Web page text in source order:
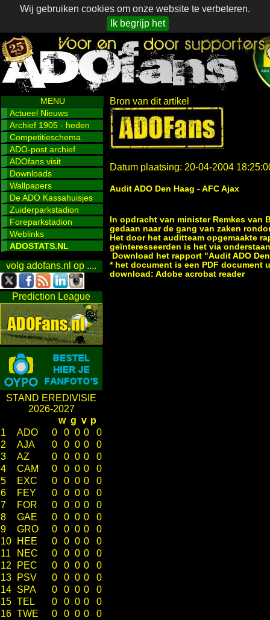
Wij gebruiken cookies om onze website te verbeteren.
Ik begrijp het
MENU
Actueel Nieuws
Archief 1905 - heden
Competitieschema
ADO-post archief
ADOfans visit
Downloads
Wallpapers
De ADO Kassahuisjes
Zuiderparkstadion
Foreparkstadion
Weblinks
ADOSTATS.NL
volg adofans.nl op ....
Prediction League
STAND EREDIVISIE
2026-2027
w g v p
1
ADO 0 0 0 0
0
2
AJA 0 0 0 0
0
3
AZ 0 0 0 0
0
4
CAM 0 0 0 0
0
5
EXC 0 0 0 0
0
6
FEY 0 0 0 0
0
7
FOR 0 0 0 0
0
8
GAE 0 0 0 0
0
9
GRO 0 0 0 0
0
10
HEE 0 0 0 0
0
11
NEC 0 0 0 0
0
12
PEC 0 0 0 0
0
13
PSV 0 0 0 0
0
14 SPA 0 0 0 0
0
15 TEL 0 0 0 0
0
16 TWE 0 0 0 0
0
Bron van dit artikel
Datum plaatsing: 20-04-2004
Audit ADO Den Haag - AFC Ajax
In opdracht van minister Remkes van
gedaan naar de gang van zaken
Het door het auditteam opgemaakte
geïnteresseerden is het via
Download het rapport "Audit ADO
* het document is een PDF document
download: Adobe acrobat reader